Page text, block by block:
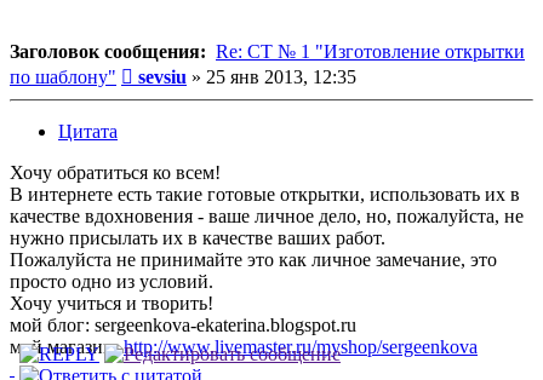
Заголовок сообщения: Re: СТ № 1 "Изготовление открытки
по шаблону"
Сообщение
sevsiu » 25 янв 2013, 12:35
Цитата
Хочу обратиться ко всем!
В интернете есть такие готовые открытки, использовать их в
качестве вдохновения - ваше личное дело, но, пожалуйста, не
нужно присылать их в качестве ваших работ.
Пожалуйста не принимайте это как личное замечание, это
просто одно из условий.
Хочу учиться и творить!
мой блог: sergeenkova-ekaterina.blogspot.ru
мой магазин:http://www.livemaster.ru/myshop/sergeenkova